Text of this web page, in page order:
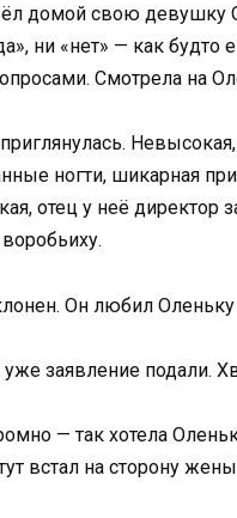
домой свою девушку
ни «нет» — как будто
Смотрела на
ногти, шикарная
отец у неё
Он любил Оленьку
заявление подали.
— так хотела
встал на сторону